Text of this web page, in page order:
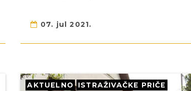
07. jul 2021.
AKTUELNO ISTRAŽIVAČKE PRIČE